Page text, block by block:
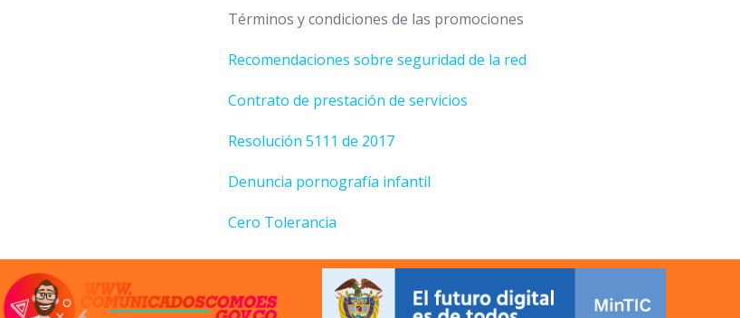
Términos y condiciones de las promociones
Recomendaciones sobre seguridad de la red
Contrato de prestación de servicios
Resolución 5111 de 2017
Denuncia pornografía infantil
Cero Tolerancia